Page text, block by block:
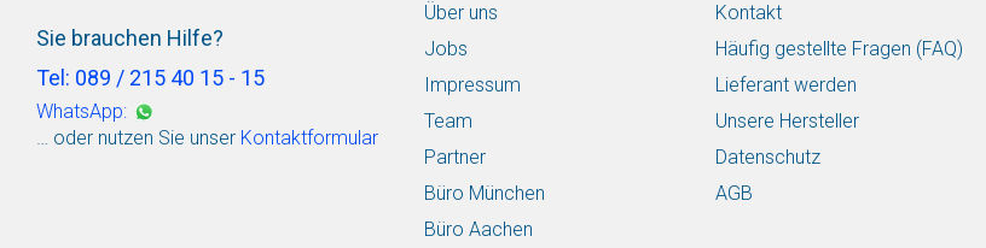
Sie brauchen Hilfe?
Tel: 089 / 215 40 15 - 15
WhatsApp:
… oder nutzen Sie unser Kontaktformular
Über uns
Jobs
Impressum
Team
Partner
Büro München
Büro Aachen
Kontakt
Häufig gestellte Fragen (FAQ)
Lieferant werden
Unsere Hersteller
Datenschutz
AGB